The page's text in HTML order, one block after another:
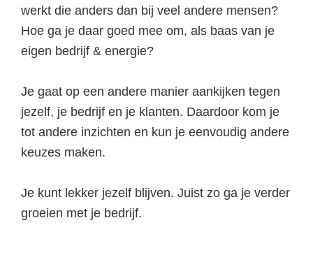
werkt die anders dan bij veel andere mensen?
Hoe ga je daar goed mee om, als baas van je
eigen bedrijf & energie?
Je gaat op een andere manier aankijken tegen
jezelf, je bedrijf en je klanten. Daardoor kom je
tot andere inzichten en kun je eenvoudig andere
keuzes maken.
Je kunt lekker jezelf blijven. Juist zo ga je verder
groeien met je bedrijf.